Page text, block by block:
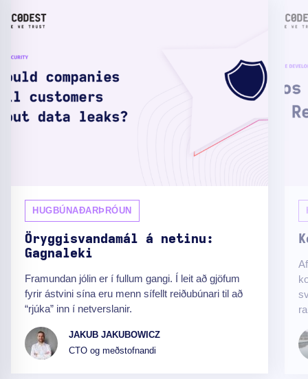
HUGBÚNAÐARÞRÓUN
Öryggisvandamál á netinu:
Gagnaleki
Framundan jólin er í fullum gangi. Í leit að gjöfum
fyrir ástvini sína eru menn sífellt reiðubúnari til að
“rjúka” inn í netverslanir.
JAKUB JAKUBOWICZ
CTO og meðstofnandi